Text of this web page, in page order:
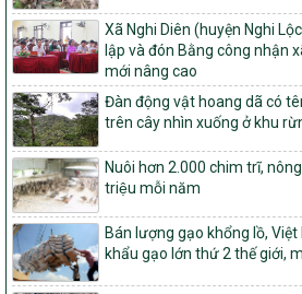
Về việc đăng ký thực hiện Dự án liên
Dự án 2 – Chương trình Mục tiêu quốc
giai đoạn 2021-2025 được kéo dài sang
827/QĐ-BNNMT
Quyết định Ban hành Kế hoạch triển
mục tiêu quốc gia xây dựng nông
vững và phát triển kinh tế – xã hội
số và miền núi giai đoạn 2026-2035,
đến năm 2030
14/2026/TT-BNNMT
Hướng dẫn thực hiện một số nội dung
tiêu chí quốc gia về nông thôn mới giai
phạm vi quản lý nhà nước của Bộ Nông
Xã Nghi Diên (huyện Nghi
lập và đón Bằng công nhận
mới nâng cao
Đàn động vật hoang dã có
trên cây nhìn xuống ở khu
Nuôi hơn 2.000 chim trĩ,
triệu mỗi năm
Bán lượng gạo khổng lồ,
khẩu gạo lớn thứ 2 thế giới,